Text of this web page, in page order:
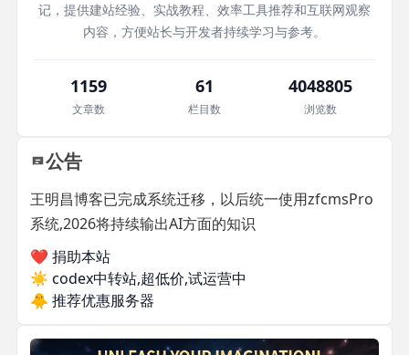
记，提供建站经验、实战教程、效率工具推荐和互联网观察
内容，方便站长与开发者持续学习与参考。
1159
文章数
61
栏目数
4048805
浏览数
公告
王明昌博客已完成系统迁移，以后统一使用zfcmsPro
系统,2026将持续输出AI方面的知识
❤️ 捐助本站
☀️ codex中转站,超低价,试运营中
🐥 推荐优惠服务器